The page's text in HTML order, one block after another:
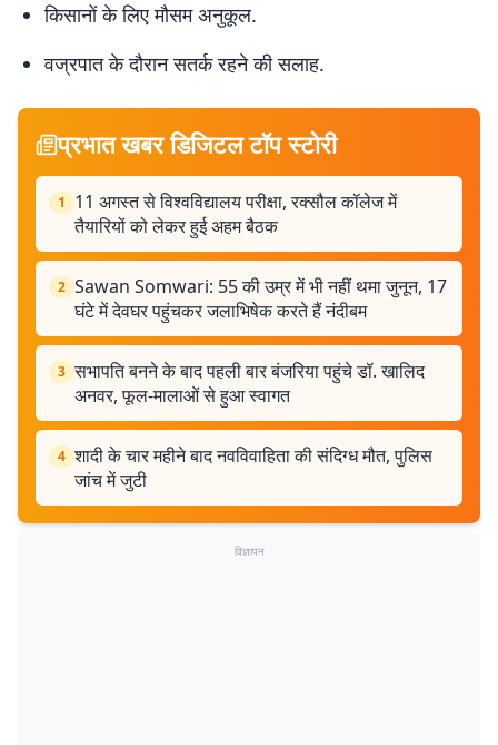
किसानों के लिए मौसम अनुकूल.
वज्रपात के दौरान सतर्क रहने की सलाह.
प्रभात खबर डिजिटल टॉप स्टोरी
1
11 अगस्त से विश्वविद्यालय परीक्षा, रक्सौल कॉलेज में
तैयारियों को लेकर हुई अहम बैठक
2 Sawan Somwari: 55 की उम्र में भी नहीं थमा जुनून, 17
घंटे में देवघर पहुंचकर जलाभिषेक करते हैं नंदीबम
3 सभापति बनने के बाद पहली बार बंजरिया पहुंचे डॉ. खालिद
अनवर, फूल-मालाओं से हुआ स्वागत
4 शादी के चार महीने बाद नवविवाहिता की संदिग्ध मौत, पुलिस
जांच में जुटी
विज्ञापन